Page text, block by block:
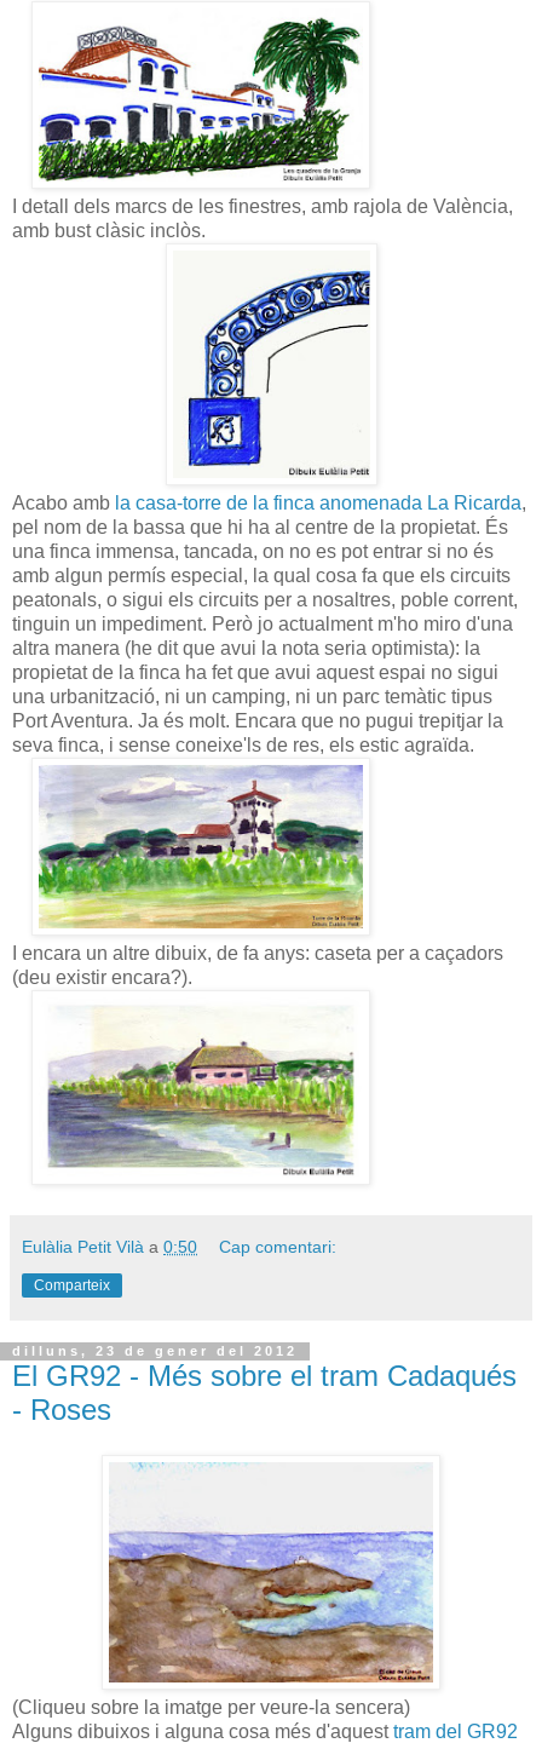
I detall dels marcs de les finestres, amb rajola de València,
amb bust clàsic inclòs.
Acabo amb la casa-torre de la finca anomenada La Ricarda,
pel nom de la bassa que hi ha al centre de la propietat. És
una finca immensa, tancada, on no es pot entrar si no és
amb algun permís especial, la qual cosa fa que els circuits
peatonals, o sigui els circuits per a nosaltres, poble corrent,
tinguin un impediment. Però jo actualment m'ho miro d'una
altra manera (he dit que avui la nota seria optimista): la
propietat de la finca ha fet que avui aquest espai no sigui
una urbanització, ni un camping, ni un parc temàtic tipus
Port Aventura. Ja és molt. Encara que no pugui trepitjar la
seva finca, i sense coneixe'ls de res, els estic agraïda.
I encara un altre dibuix, de fa anys: caseta per a caçadors
(deu existir encara?).
Eulàlia Petit Vilà a 0:50 Cap comentari:
Comparteix
dilluns, 23 de gener del 2012
El GR92 - Més sobre el tram Cadaqués
- Roses
(Cliqueu sobre la imatge per veure-la sencera)
Alguns dibuixos i alguna cosa més d'aquesttram del GR92